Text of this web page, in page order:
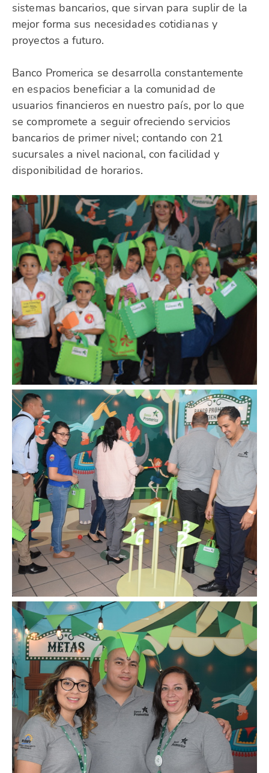
sistemas bancarios, que sirvan para suplir de la
mejor forma sus necesidades cotidianas y
proyectos a futuro.
Banco Promerica se desarrolla constantemente
en espacios beneficiar a la comunidad de
usuarios financieros en nuestro país, por lo que
se compromete a seguir ofreciendo servicios
bancarios de primer nivel; contando con 21
sucursales a nivel nacional, con facilidad y
disponibilidad de horarios.